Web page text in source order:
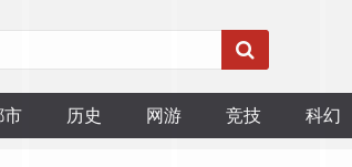
市 历史 网游 竞技 科幻